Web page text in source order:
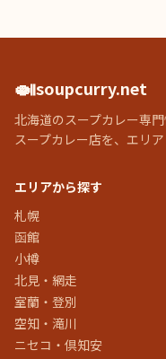
🍛soupcurry.net
北海道のスープカレー専
スープカレー店を、エリア
エリアから探す
札幌
函館
小樽
北見・網走
室蘭・登別
空知・滝川
ニセコ・倶知安